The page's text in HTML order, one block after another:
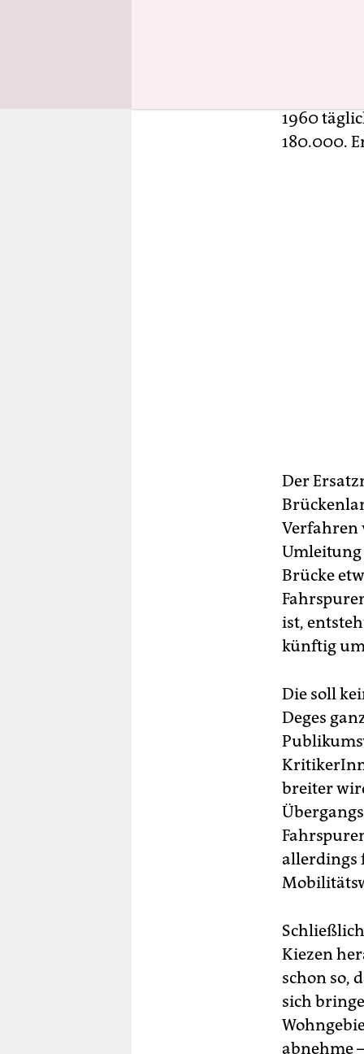
wie der
betont –
1960
180.000.
Der
Verfahren
Umleitung
Brücke
ist,
künftig
Die soll
Deges
breiter
allerdings
Kiezen
schon so,
sich
abnehme